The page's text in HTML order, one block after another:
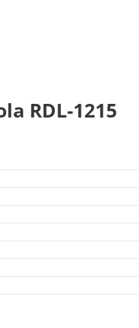
RDL-1215